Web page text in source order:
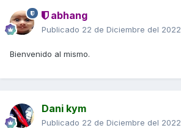
abhang
Publicado 22 de Diciembre del 2022
Bienvenido al mismo.
Dani kym
Publicado 22 de Diciembre del 2022